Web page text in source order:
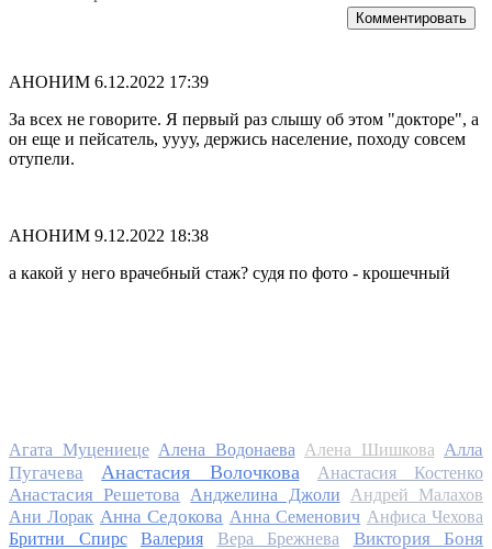
Комментировать
АНОНИМ 6.12.2022 17:39
За всех не говорите. Я первый раз слышу об этом "докторе", а
он еще и пейсатель, уууу, держись население, походу совсем
отупели.
АНОНИМ 9.12.2022 18:38
а какой у него врачебный стаж? судя по фото - крошечный
Агата Муцениеце Алена Водонаева Алена Шишкова Алла
Пугачева
Анастасия Волочкова Анастасия Костенко
Анастасия Решетова Анджелина Джоли
Андрей Малахов
Ани Лорак Анна Седокова Анна Семенович Анфиса Чехова
Бритни Спирс
Валерия Вера Брежнева Виктория Боня